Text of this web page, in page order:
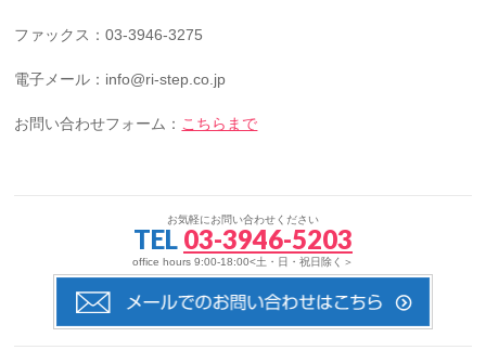
ファックス：03-3946-3275
電子メール：info@ri-step.co.jp
お問い合わせフォーム： こちらまで
お気軽にお問い合わせください
TEL 03-3946-5203
office hours 9:00-18:00<土・日・祝日除く＞